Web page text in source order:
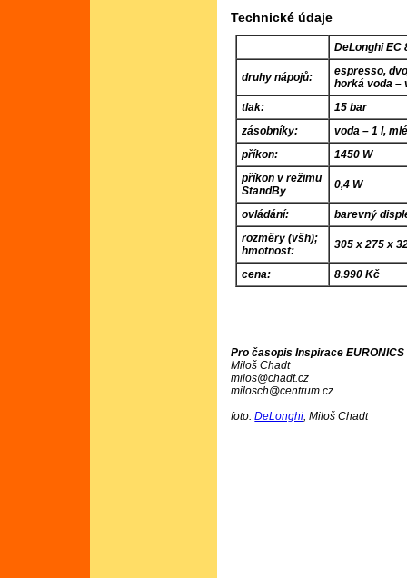
Technické údaje
DeLonghi EC
druhy nápojů:
espresso,
horká voda –
tlak:
15 bar
zásobníky:
voda – 1 l,
příkon:
1450 W
příkon v režimu
StandBy
0,4 W
ovládání:
barevný
rozměry (všh);
hmotnost:
305 x 275 x
cena: 8.990 Kč
Pro časopis Inspirace EURONICS
Miloš Chadt
milos@chadt.cz
milosch@centrum.cz
foto:DeLonghi, Miloš Chadt